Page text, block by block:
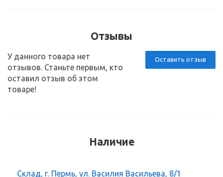
Отзывы
Оставить отзыв
У данного товара нет
отзывов. Станьте первым, кто
оставил отзыв об этом
товаре!
Наличие
Склад, г. Пермь, ул. Василия Васильева, 8/1